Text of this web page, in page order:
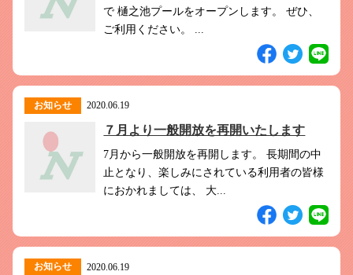
で 樋之池プールをオープンします。 ぜひ、
ご利用ください。 ...
お知らせ 2020.06.19
７月より一般開放を再開いたします
7月から一般開放を再開します。 長期間の中
止となり、楽しみにされている利用者の皆様
におかれましては、 大...
お知らせ 2020.06.19